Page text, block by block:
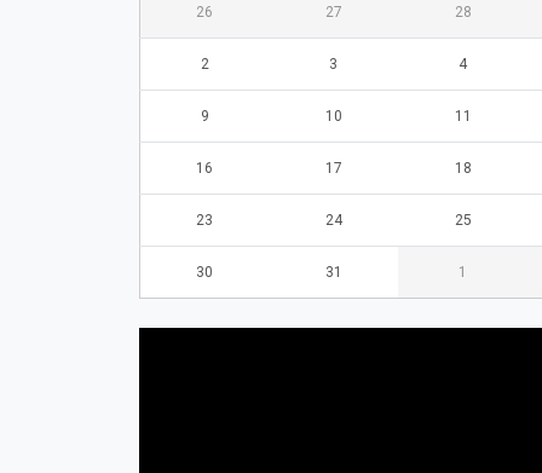
26 27 28
2 3 4
9 10 11
16 17 18
23 24 25
30 31 1